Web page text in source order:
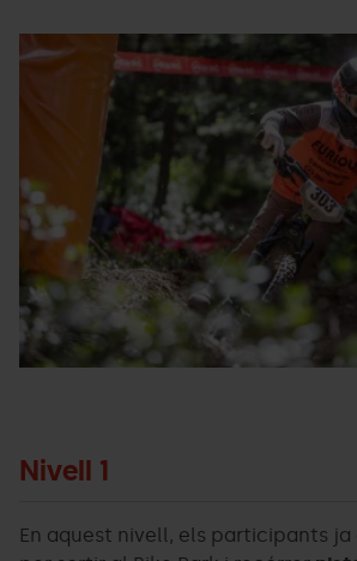
Furious
CUP
Santana09.jpg
Grandvalira
Nivell 1
En aquest nivell, els participants